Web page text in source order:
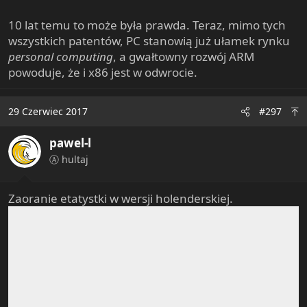
kapitalistów, to oni - mając dominującą pozycję - zawsze
sobie państwo zbudują choćby wydając gazety srające
ludziom do głów. Wielkie Państwo będzie w tym układzie
jak grzyb. Pomalujesz - odrośnie.
10 lat temu to może była prawda. Teraz, mimo tych
wszystkich patentów, PC stanowią już ułamek rynku
personal computing, a gwałtowny rozwój ARM
powoduje, że i x86 jest w odwrocie.
29 Czerwiec 2017 #297
pawel-l
Ⓐ hultaj
Zaoranie etatystki w wersji holenderskiej.